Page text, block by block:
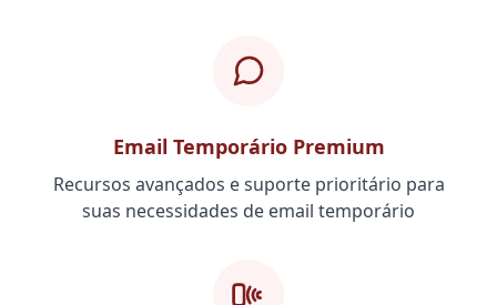
Email Temporário Premium
Recursos avançados e suporte prioritário para
suas necessidades de email temporário